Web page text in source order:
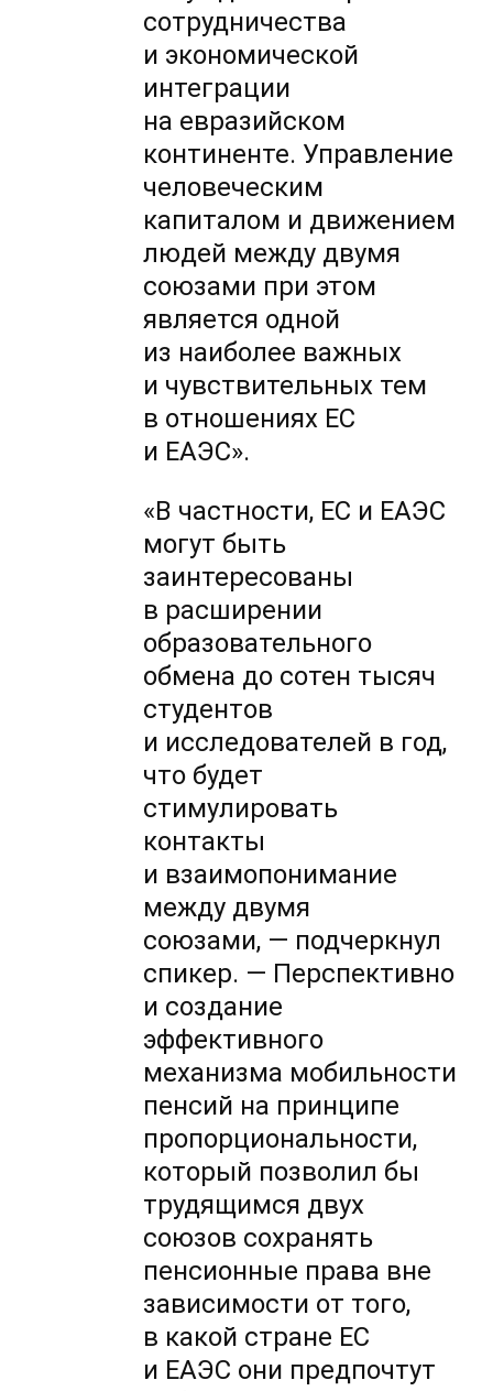
сотрудничества
и экономической
интеграции
на евразийском
континенте. Управление
человеческим
капиталом и движением
людей между двумя
союзами при этом
является одной
из наиболее важных
и чувствительных тем
в отношениях ЕС
и ЕАЭС».
«В частности, ЕС и ЕАЭС
могут быть
заинтересованы
в расширении
образовательного
обмена до сотен тысяч
студентов
и исследователей в год,
что будет
стимулировать
контакты
и взаимопонимание
между двумя
союзами, — подчеркнул
спикер. — Перспективно
и создание
эффективного
механизма мобильности
пенсий на принципе
пропорциональности,
который позволил бы
трудящимся двух
союзов сохранять
пенсионные права вне
зависимости от того,
в какой стране ЕС
и ЕАЭС они предпочтут